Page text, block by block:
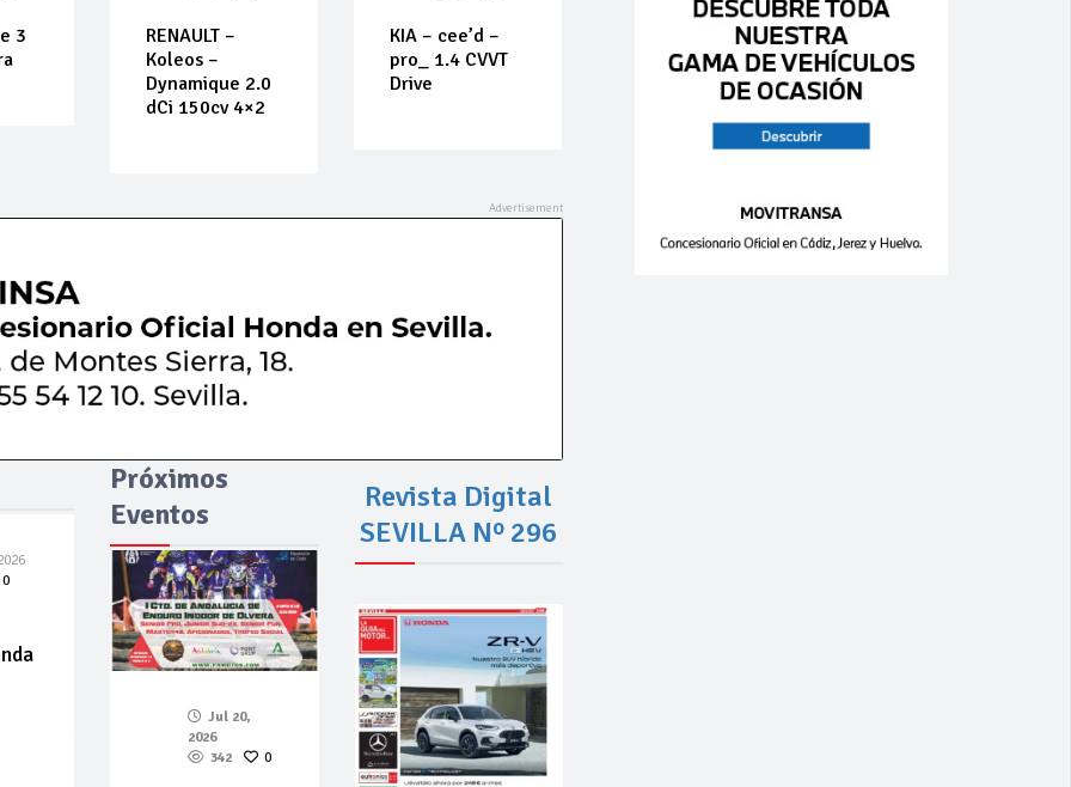
KIA – cee’d –
pro_ 1.4 CVVT
Drive
EVO ITALIA SRL
EVO4 1.5 GLP
5P
MERCEDES –
Clase SLK – 200
BlueEFFICIENCY
GLE – 63 S
0
Próximos
Eventos
Jul 20,
2026
342
0
Revista Digital
SEVILLA Nº 296